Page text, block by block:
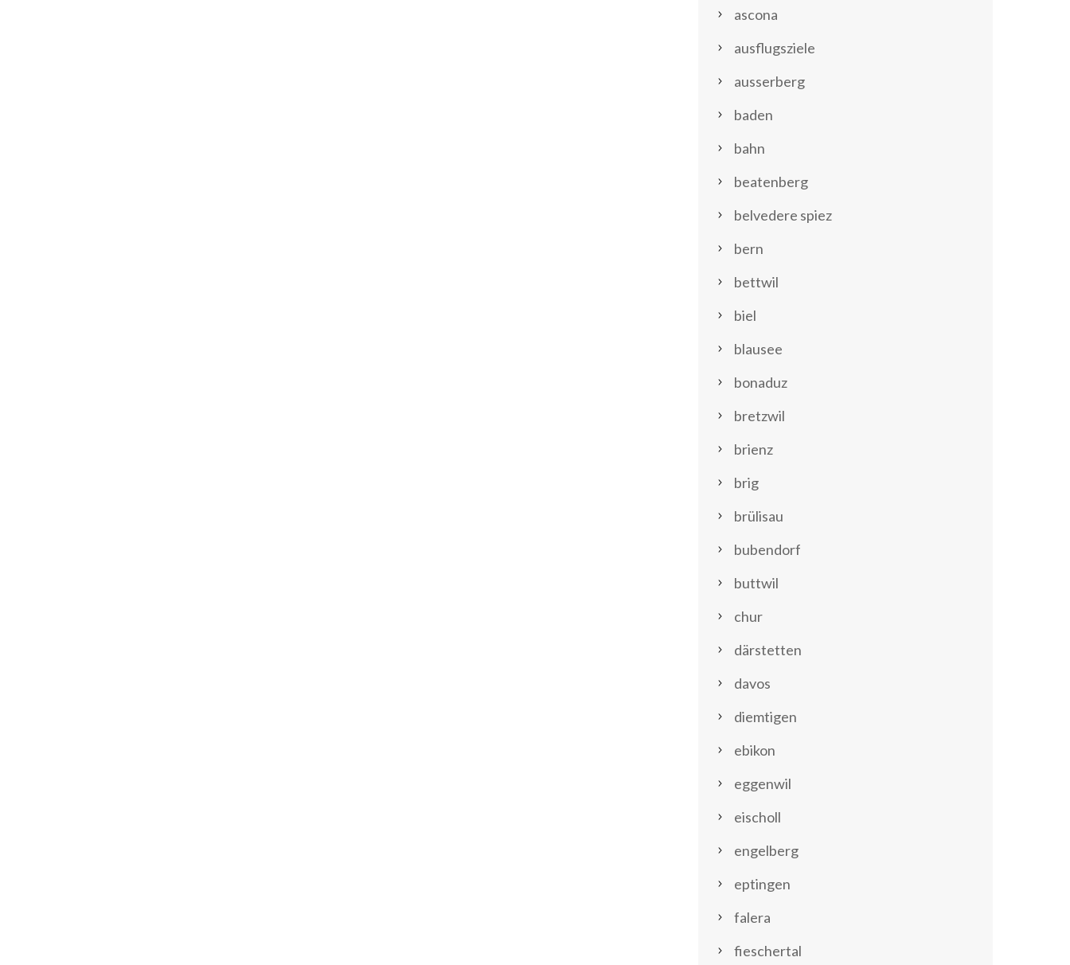
ascona
ausflugsziele
ausserberg
baden
bahn
beatenberg
belvedere spiez
bern
bettwil
biel
blausee
bonaduz
bretzwil
brienz
brig
brülisau
bubendorf
buttwil
chur
därstetten
davos
diemtigen
ebikon
eggenwil
eischoll
engelberg
eptingen
falera
fieschertal